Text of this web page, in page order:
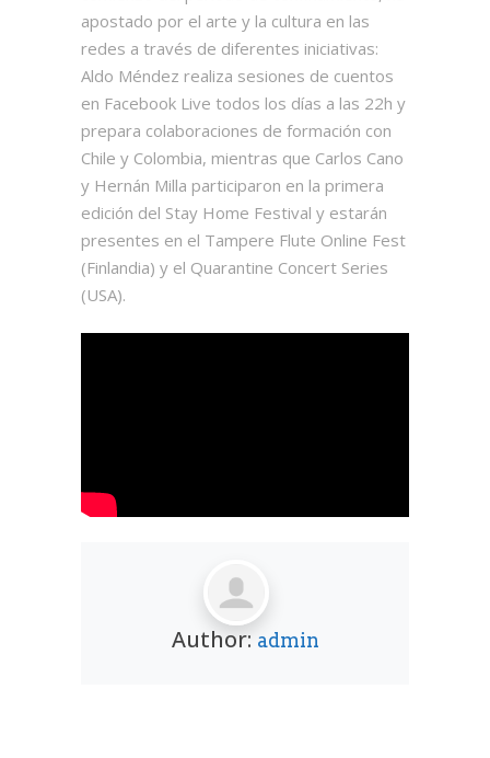
apostado por el arte y la cultura en las
redes a través de diferentes iniciativas:
Aldo Méndez realiza sesiones de cuentos
en Facebook Live todos los días a las 22h y
prepara colaboraciones de formación con
Chile y Colombia, mientras que Carlos Cano
y Hernán Milla participaron en la primera
edición del Stay Home Festival y estarán
presentes en el Tampere Flute Online Fest
(Finlandia) y el Quarantine Concert Series
(USA).
Author: admin